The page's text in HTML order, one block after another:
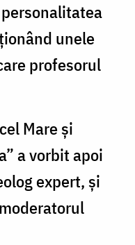
unele
profesorul
Mare și
a vorbit apoi
expert, și